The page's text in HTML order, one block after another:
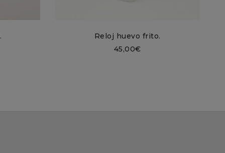
Reloj huevo frito.
45,00€